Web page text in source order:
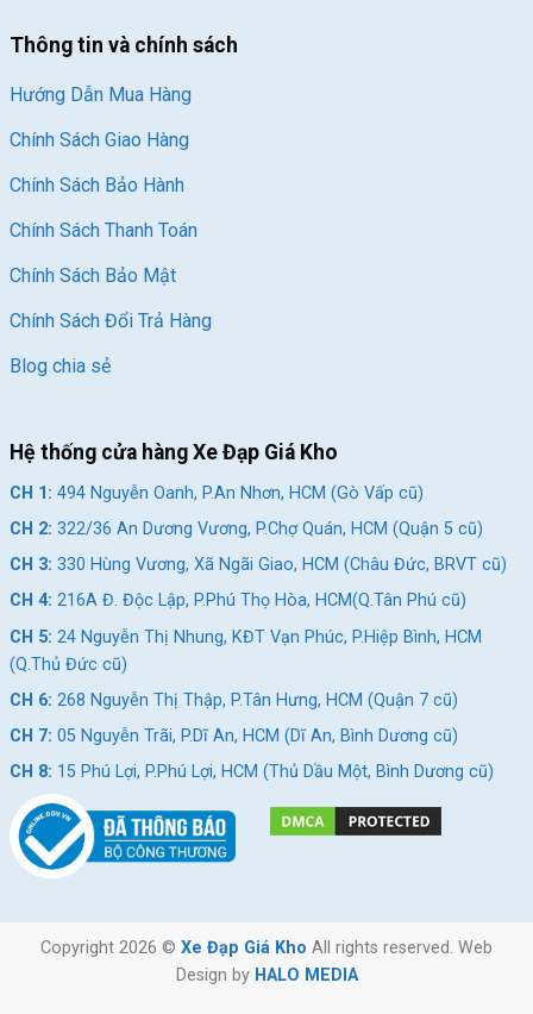
Thông tin và chính sách
Hướng Dẫn Mua Hàng
Chính Sách Giao Hàng
Chính Sách Bảo Hành
Chính Sách Thanh Toán
Chính Sách Bảo Mật
Chính Sách Đổi Trả Hàng
Blog chia sẻ
Hệ thống cửa hàng Xe Đạp Giá Kho
CH 1: 494 Nguyễn Oanh, P.An Nhơn, HCM (Gò Vấp cũ)
CH 2: 322/36 An Dương Vương, P.Chợ Quán, HCM (Quận 5 cũ)
CH 3: 330 Hùng Vương, Xã Ngãi Giao, HCM (Châu Đức, BRVT cũ)
CH 4: 216A Đ. Độc Lập, P.Phú Thọ Hòa, HCM(Q.Tân Phú cũ)
CH 5: 24 Nguyễn Thị Nhung, KĐT Vạn Phúc, P.Hiệp Bình, HCM
(Q.Thủ Đức cũ)
CH 6: 268 Nguyễn Thị Thập, P.Tân Hưng, HCM (Quận 7 cũ)
CH 7: 05 Nguyễn Trãi, P.Dĩ An, HCM (Dĩ An, Bình Dương cũ)
CH 8: 15 Phú Lợi, P.Phú Lợi, HCM (Thủ Dầu Một, Bình Dương cũ)
Copyright 2026 © Xe Đạp Giá Kho All rights reserved. Web
Design by HALO MEDIA